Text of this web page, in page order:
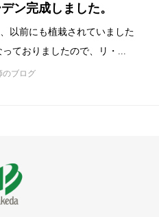
ン完成しました。
以前にも植栽されていました
ておりましたので、リ・...
のブログ